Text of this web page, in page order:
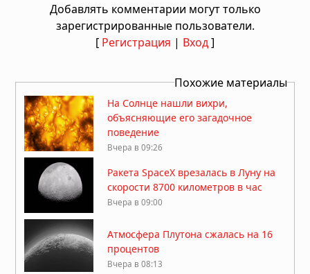
Добавлять комментарии могут только
зарегистрированные пользователи.
[ Регистрация | Вход]
Похожие материалы
На Солнце нашли вихри,
объясняющие его загадочное
поведение
Вчера в 09:26
Ракета SpaceX врезалась в Луну на
скорости 8700 километров в час
Вчера в 09:00
Атмосфера Плутона сжалась на 16
процентов
Вчера в 08:13